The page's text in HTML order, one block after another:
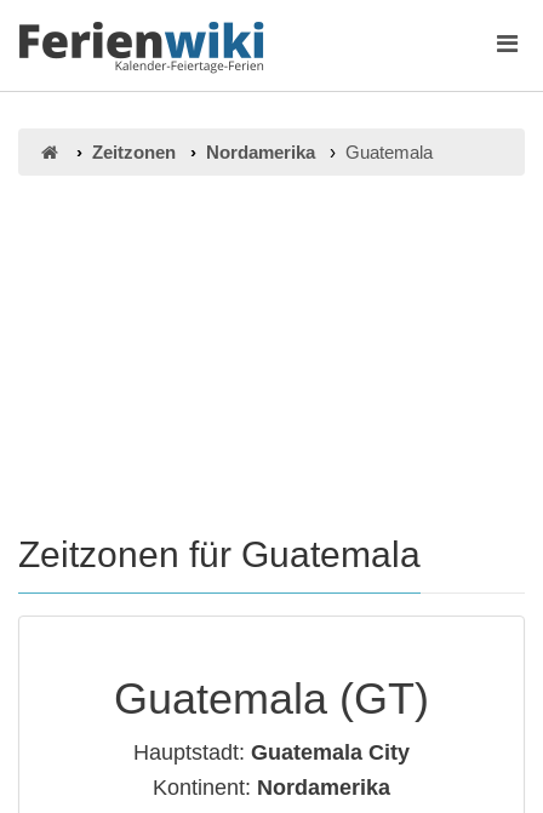
Zeitzonen Nordamerika Guatemala
Zeitzonen für Guatemala
Guatemala (GT)
Hauptstadt: Guatemala City
Kontinent: Nordamerika